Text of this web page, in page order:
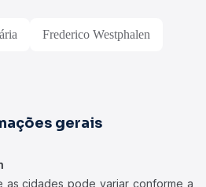
Frederico Westphalen
gerais
as cidades pode variar conforme a